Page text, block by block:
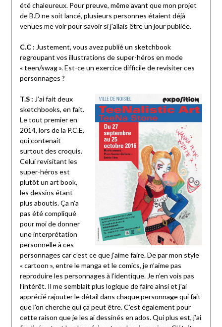
été chaleureux. Pour preuve, même avant que mon projet
de B.D ne soit lancé, plusieurs personnes étaient déjà
venues me voir pour savoir si j’allais être un jour publiée.
C.C: Justement, vous avez publié un sketchbook
regroupant vos illustrations de super-héros en mode
« teen/swag ». Est-ce un exercice difficile de revisiter ces
personnages ?
T.S : J’ai fait deux
sketchbooks, en fait.
Le tout premier en
2014, lors de la P.C.E,
qui contenait
surtout des croquis.
Celui revisitant les
super-héros est
plutôt un art book,
les dessins étant
plus aboutis. Ça n’a
pas été compliqué
pour moi de donner
une interprétation
personnelle à ces
personnages car c’est ce que j’aime faire. De par mon style
« cartoon », entre le manga et le comics, je n’aime pas
reproduire les personnages à l’identique. Je n’en vois pas
l’intérêt. Il me semblait plus logique de faire ainsi et j’ai
apprécié rajouter le détail dans chaque personnage qui fait
que l’on cherche qui ça peut être. C’est également pour
cette raison que je les ai dessinés en ados. Qui plus est, j’ai